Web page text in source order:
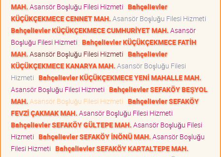
MAH. Asansör Boşluğu Filesi Hizmeti Bahçelievler
KÜÇÜKÇEKMECE CENNET MAH. Asansör Boşluğu Filesi Hizmeti
Bahçelievler KÜÇÜKÇEKMECE CUMHURİYET MAH. Asansör
Boşluğu Filesi Hizmeti Bahçelievler KÜÇÜKÇEKMECE FATİH
MAH. Asansör Boşluğu Filesi Hizmeti Bahçelievler
KÜÇÜKÇEKMECE KANARYA MAH. Asansör Boşluğu Filesi
Hizmeti Bahçelievler KÜÇÜKÇEKMECE YENİ MAHALLE MAH.
Asansör Boşluğu Filesi Hizmeti Bahçelievler SEFAKÖY BEŞYOL
MAH. Asansör Boşluğu Filesi Hizmeti Bahçelievler SEFAKÖY
FEVZİ ÇAKMAK MAH. Asansör Boşluğu Filesi Hizmeti
Bahçelievler SEFAKÖY GÜLTEPE MAH. Asansör Boşluğu Filesi
Hizmeti Bahçelievler SEFAKÖY İNÖNÜ MAH. Asansör Boşluğu
Filesi Hizmeti Bahçelievler SEFAKÖY KARTALTEPE MAH.